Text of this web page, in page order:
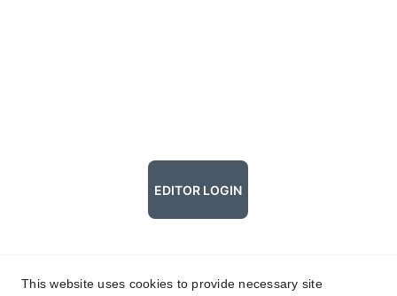
EDITOR LOGIN
This website uses cookies to provide necessary site